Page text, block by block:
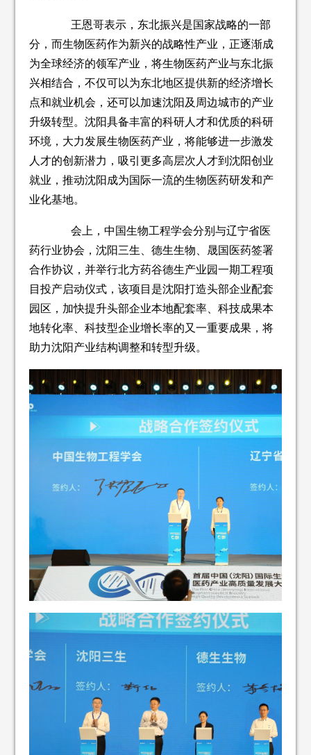
王恩哥表示，东北振兴是国家战略的一部
分，而生物医药作为新兴的战略性产业，正逐渐成
为全球经济的领军产业，将生物医药产业与东北振
兴相结合，不仅可以为东北地区提供新的经济增长
点和就业机会，还可以加速沈阳及周边城市的产业
升级转型。沈阳具备丰富的科研人才和优质的科研
环境，大力发展生物医药产业，将能够进一步激发
人才的创新潜力，吸引更多高层次人才到沈阳创业
就业，推动沈阳成为国际一流的生物医药研发和产
业化基地。
会上，中国生物工程学会分别与辽宁省医
药行业协会，沈阳三生、德生生物、晟国医药签署
合作协议，并举行北方药谷德生产业园一期工程项
目投产启动仪式，该项目是沈阳打造头部企业配套
园区，加快提升头部企业本地配套率、科技成果本
地转化率、科技型企业增长率的又一重要成果，将
助力沈阳产业结构调整和转型升级。